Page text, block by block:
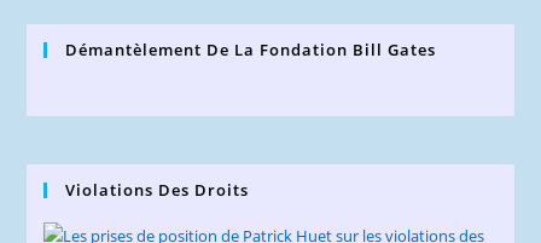
Démantèlement De La Fondation Bill Gates
Violations Des Droits